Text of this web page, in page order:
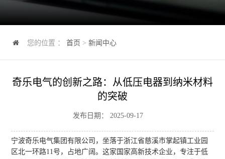
您的位置 ：首页 >新闻中心
奇乐电气的创新之路：从低压电器到纳米材料
的突破
发布日期： 2025-09-17
宁波奇乐电气集团有限公司，坐落于浙江省慈溪市掌起镇工业园
区北一环路11号，占地广阔。这家国家高新技术企业，专注于低